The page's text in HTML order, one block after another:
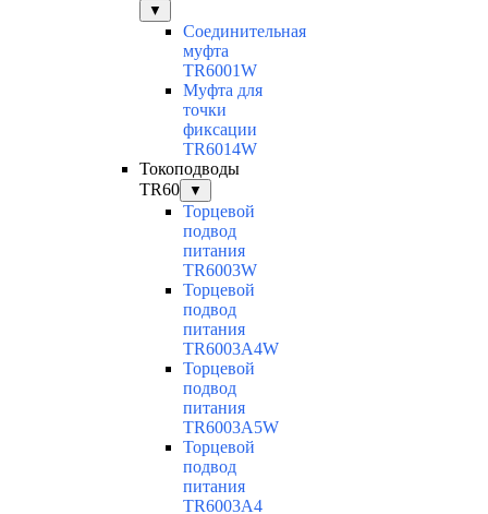
▼
Соединительная
муфта
TR6001W
Муфта для
точки
фиксации
TR6014W
Токоподводы
TR60
▼
Торцевой
подвод
питания
TR6003W
Торцевой
подвод
питания
TR6003A4W
Торцевой
подвод
питания
TR6003A5W
Торцевой
подвод
питания
TR6003A4